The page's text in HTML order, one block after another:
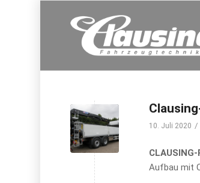
10. Juli 2020 /
Aufbau mit